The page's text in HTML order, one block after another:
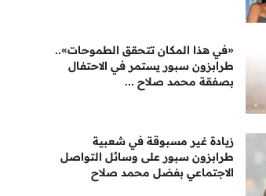
«في هذا المكان تتحقق الطموحات»..
طرابزون سبور يستمر في الاحتفال
بصفقة محمد صلاح ...
زيادة غير مسبوقة في شعبية
طرابزون سبور على وسائل التواصل
الاجتماعي بفضل محمد صلاح